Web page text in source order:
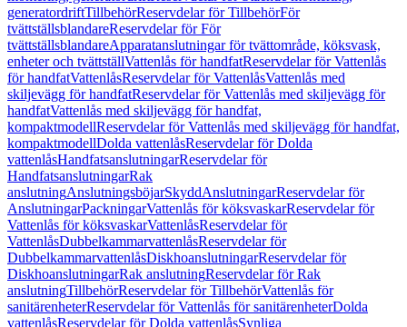
generatordriftTillbehörReservdelar för TillbehörFör
tvättställsblandareReservdelar för För
tvättställsblandareApparatanslutningar för tvättområde, köksvask,
enheter och tvättställVattenlås för handfatReservdelar för Vattenlås
för handfatVattenlåsReservdelar för VattenlåsVattenlås med
skiljevägg för handfatReservdelar för Vattenlås med skiljevägg för
handfatVattenlås med skiljevägg för handfat,
kompaktmodellReservdelar för Vattenlås med skiljevägg för handfat,
kompaktmodellDolda vattenlåsReservdelar för Dolda
vattenlåsHandfatsanslutningarReservdelar för
HandfatsanslutningarRak
anslutningAnslutningsböjarSkyddAnslutningarReservdelar för
AnslutningarPackningarVattenlås för köksvaskarReservdelar för
Vattenlås för köksvaskarVattenlåsReservdelar för
VattenlåsDubbelkammarvattenlåsReservdelar för
DubbelkammarvattenlåsDiskhoanslutningarReservdelar för
DiskhoanslutningarRak anslutningReservdelar för Rak
anslutningTillbehörReservdelar för TillbehörVattenlås för
sanitärenheterReservdelar för Vattenlås för sanitärenheterDolda
vattenlåsReservdelar för Dolda vattenlåsSynliga